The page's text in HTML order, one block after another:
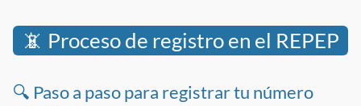
📵 Proceso de registro en el REPEP
🔍 Paso a paso para registrar tu número